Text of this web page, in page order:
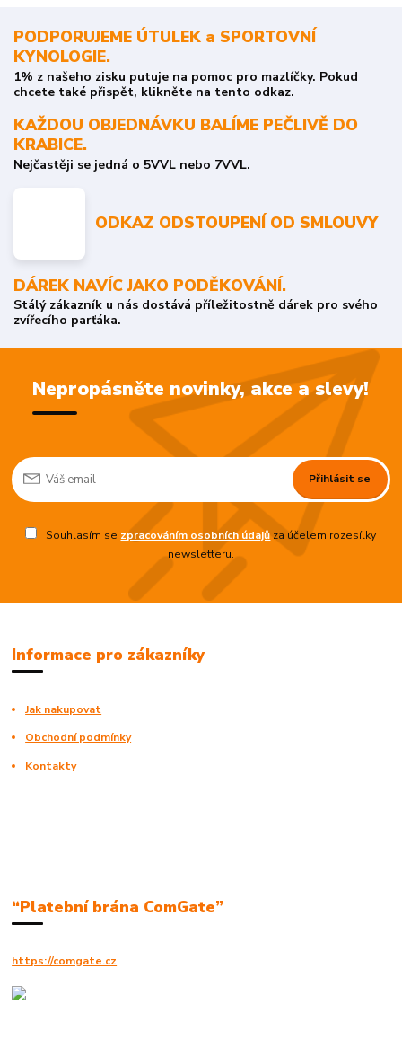
PODPORUJEME ÚTULEK a SPORTOVNÍ
KYNOLOGIE.
1% z našeho zisku putuje na pomoc pro mazlíčky. Pokud
chcete také přispět, klikněte na tento odkaz.
KAŽDOU OBJEDNÁVKU BALÍME PEČLIVĚ DO
KRABICE.
Nejčastěji se jedná o 5VVL nebo 7VVL.
ODKAZ ODSTOUPENÍ OD SMLOUVY
DÁREK NAVÍC JAKO PODĚKOVÁNÍ.
Stálý zákazník u nás dostává příležitostně dárek pro svého
zvířecího parťáka.
Nepropásněte novinky, akce a slevy!
Přihlásit se
Souhlasím se zpracováním osobních údajůza účelem rozesílky
newsletteru.
Informace pro zákazníky
Jak nakupovat
Obchodní podmínky
Kontakty
“Platební brána ComGate”
https://comgate.cz